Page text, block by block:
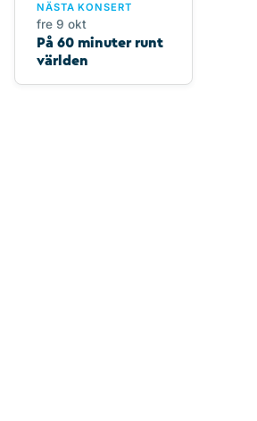
NÄSTA KONSERT
fre 9 okt
På 60 minuter runt
världen